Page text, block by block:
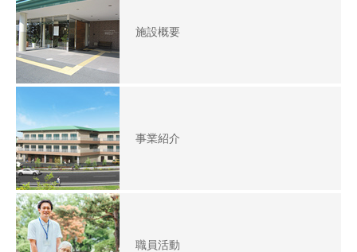
施設概要
事業紹介
職員活動